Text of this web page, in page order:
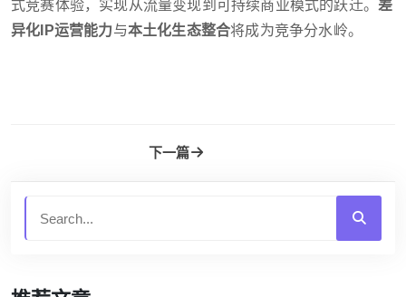
式竞赛体验，实现从流量变现到可持续商业模式的跃迁。 差
异化IP运营能力与本土化生态整合将成为竞争分水岭。
下一篇